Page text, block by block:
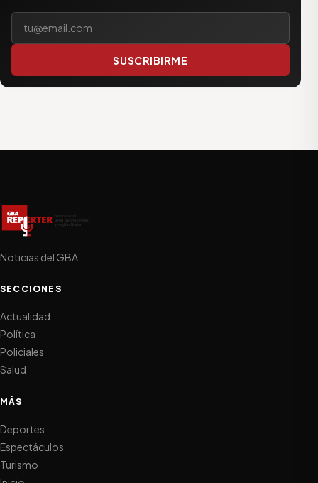
Tu correo electrónico
SUSCRIBIRME
Noticias del GBA
SECCIONES
Actualidad
Política
Policiales
Salud
MÁS
Deportes
Espectáculos
Turismo